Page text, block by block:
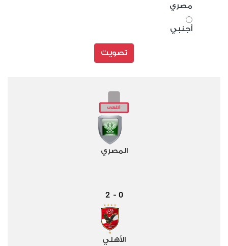
مصري
أجنبي
تصويت
المصري
0
-
2
الأهلي